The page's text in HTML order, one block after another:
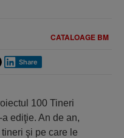
CATALOAGE BM
Share
100 Tineri
ediţie. An de an,
şi pe care le